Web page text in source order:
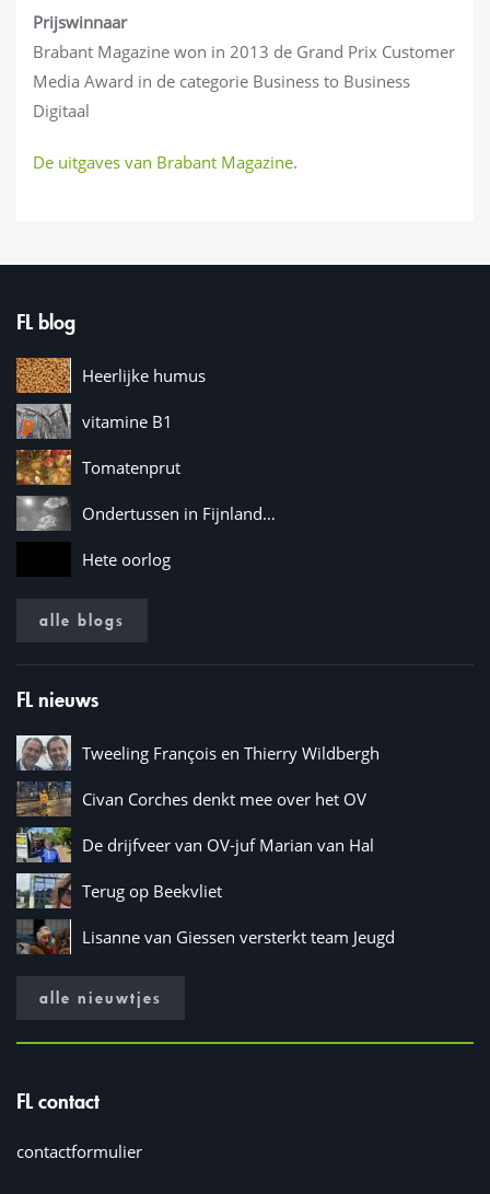
Prijswinnaar
Brabant Magazine won in 2013 de Grand Prix Customer
Media Award in de categorie Business to Business
Digitaal
De uitgaves van Brabant Magazine.
FL blog
Heerlijke humus
vitamine B1
Tomatenprut
Ondertussen in Fijnland…
Hete oorlog
alle blogs
FL nieuws
Tweeling François en Thierry Wildbergh
Civan Corches denkt mee over het OV
De drijfveer van OV-juf Marian van Hal
Terug op Beekvliet
Lisanne van Giessen versterkt team Jeugd
alle nieuwtjes
FL contact
contactformulier